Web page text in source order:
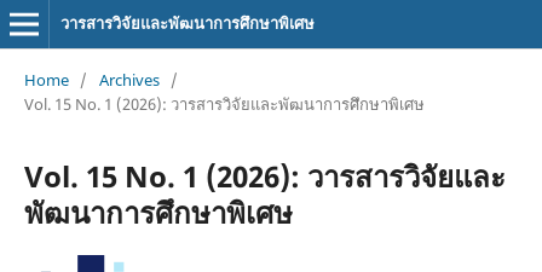
วารสารวิจัยและพัฒนาการศึกษาพิเศษ
Home / Archives /
Vol. 15 No. 1 (2026): วารสารวิจัยและพัฒนาการศึกษาพิเศษ
Vol. 15 No. 1 (2026): วารสารวิจัยและ
พัฒนาการศึกษาพิเศษ